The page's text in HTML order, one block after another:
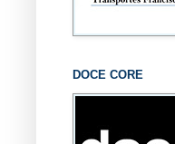
DOCE CORE